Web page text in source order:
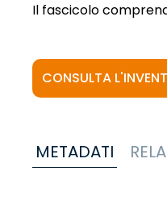
Il fascicolo
CONSULTA
METADATI